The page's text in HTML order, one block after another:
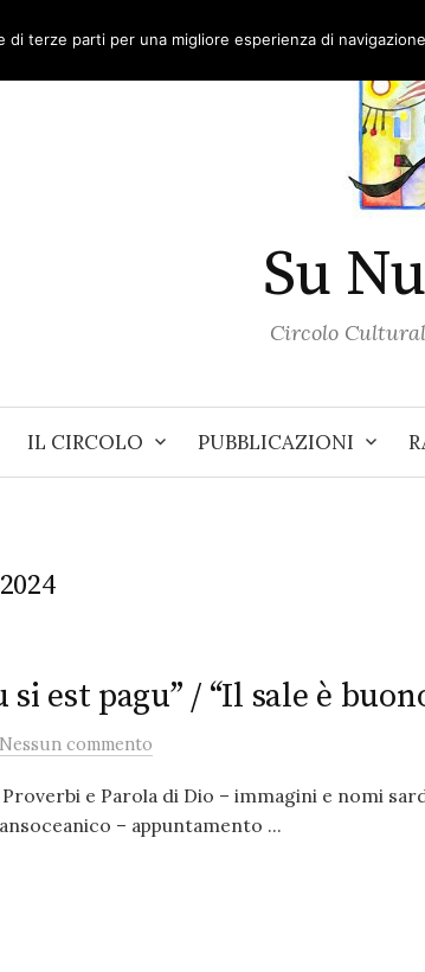
Su
Circolo
IL CIRCOLO PUBBLICAZIONI
si est pagu” / “Il sale è
Nessun commento
e Parola di Dio – immagini e nomi
– appuntamento ...
terze parti per una migliore esperienza di